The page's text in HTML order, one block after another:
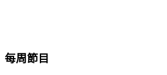
每周節目